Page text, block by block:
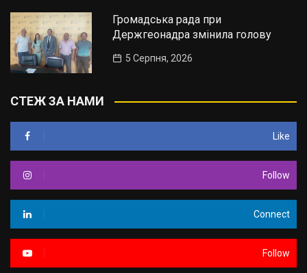
Громадська рада при
Держгеонадра змінила голову
5 Серпня, 2026
СТЕЖ ЗА НАМИ
Like
Follow
Connect
Follow